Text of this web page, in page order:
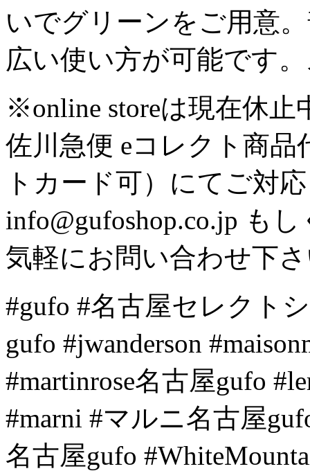
いでグリーンをご用意
広い使い方が可能です
※online storeは現在休
佐川急便 eコレクト商
トカード可）にてご対
info@gufoshop.co.jp も
気軽にお問い合わせ下
#gufo #名古屋セレクト
gufo #jwanderson
#martinrose名古屋gufo
#marni #マルニ名古屋
名古屋gufo